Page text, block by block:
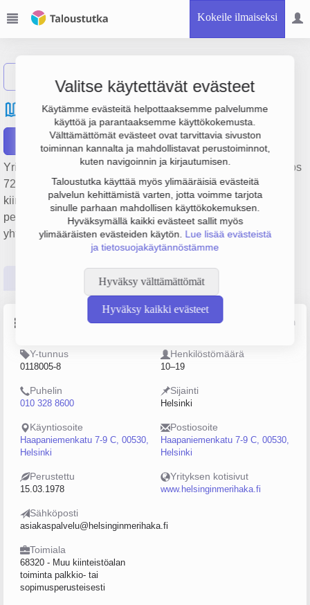
Kokeile ilmaiseksi
Valitse käytettävät evästeet
Käytämme evästeitä helpottaaksemme palvelumme
käyttöä ja parantaaksemme käyttökokemusta.
Välttämättömät evästeet ovat tarvittavia sivuston
toiminnan kannalta ja mahdollistavat perustoiminnot,
kuten navigoinnin ja kirjautumisen.
Taloustutka käyttää myös ylimääräisiä evästeitä
palvelun kehittämistä varten, jotta voimme tarjota
sinulle parhaan mahdollisen käyttökokemuksen.
Hyväksymällä kaikki evästeet sallit myös
ylimääräisten evästeiden käytön. Lue lisää evästeistä
ja tietosuojakäytännöstämme
Hyväksy välttämättömät
Hyväksy kaikki evästeet
Helsingin Merihaka Oy
Raportit
Yrityksen Helsingin Merihaka Oy liikevaihto on 2 milj. €, tulos
72 000 € ja henkilöstömäärä 13. Sen päätoimiala on Muu
kiinteistöalan toiminta palkkio- tai sopimusperusteisesti,
perustamisvuosi 1978 ja sijainti Helsinki. Yrityksen
yhtiömuoto Osakeyhtiö (OY).
Tilinpäätösluvut Päättäjätiedot
Lähde: YTJ, PRH, Traficom
Y-tunnus
0118005-8
Henkilöstömäärä
10–19
Puhelin
010 328 8600
Sijainti
Helsinki
Käyntiosoite
Haapaniemenkatu 7-9 C, 00530,
Helsinki
Postiosoite
Haapaniemenkatu 7-9 C, 00530,
Helsinki
Perustettu
15.03.1978
Yrityksen kotisivut
www.helsinginmerihaka.fi
Sähköposti
asiakaspalvelu@helsinginmerihaka.fi
Toimiala
68320 - Muu kiinteistöalan
toiminta palkkio- tai
sopimusperusteisesti